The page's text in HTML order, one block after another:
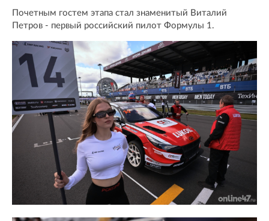
Почетным гостем этапа стал знаменитый Виталий
Петров - первый российский пилот Формулы 1.